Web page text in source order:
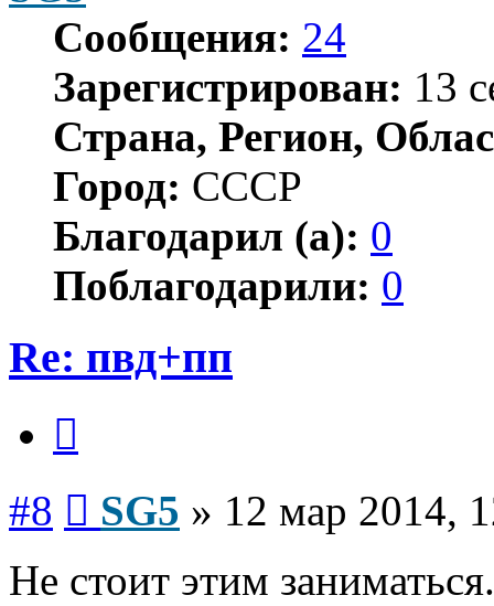
Сообщения: 24
Зарегистрирован: 13
Страна, Регион,
Город: СССР
Благодарил (а): 0
Поблагодарили: 0
Re: пвд+пп
#8 SG5 » 12 мар 2014,
Не стоит этим заниматься.